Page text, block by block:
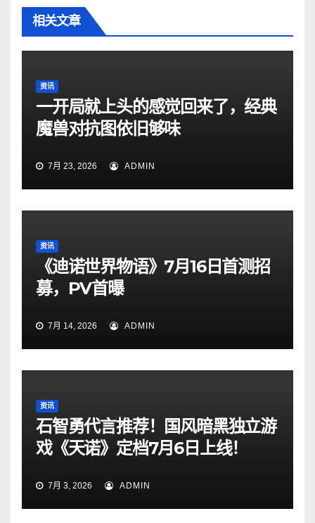
相关文章
资讯
一开局就上头的感觉回来了，经典
魔兽对抗图依旧够味
7月 23, 2026 ADMIN
资讯
《迪诺世界物语》7月16日首测招
募，PV首曝
7月 14, 2026 ADMIN
资讯
石智勇代言推荐！国风暗黑独立游
戏《天诺》定档7月6日上线！
7月 3, 2026 ADMIN